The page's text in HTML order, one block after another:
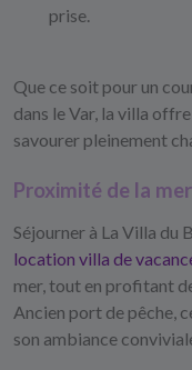
prise.
Que ce soit pour un
dans le Var, la villa
savourer pleinement
Proximité de la
Séjourner à La Villa du
location villa de
mer, tout en profitant
Ancien port de pêche,
son ambiance